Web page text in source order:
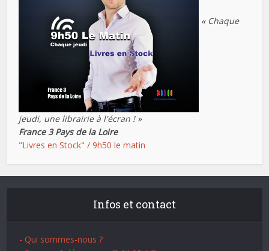
« Chaque
jeudi, une librairie à l'écran ! »
France 3 Pays de la Loire
"Livres en Stock" / 9h50 le matin
Infos et contact
- Qui sommes-nous ?